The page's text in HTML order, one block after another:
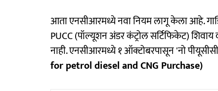
आता एनसीआरमध्ये नवा नियम लागू केला आहे.
PUCC (पॉल्यूशन अंडर कंट्रोल सर्टिफिकेट)
नाही. एनसीआरमध्ये १ ऑक्टोबरपासून 'नो
for petrol diesel and CNG Purchase)